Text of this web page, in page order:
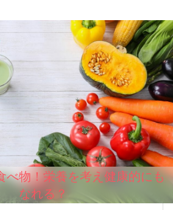
べ物！栄養を考え健康的にも
なれる？